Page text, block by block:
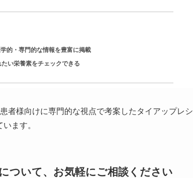
的・専門的な情報を豊富に掲載
い栄養素をチェックできる
者様向けに専門的な視点で考案したタイアップレシ
ます。
ついて、お気軽にご相談ください